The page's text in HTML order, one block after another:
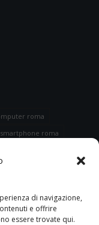
di navigazione,
e offrire
essere trovate qui.
roma
roma
roma